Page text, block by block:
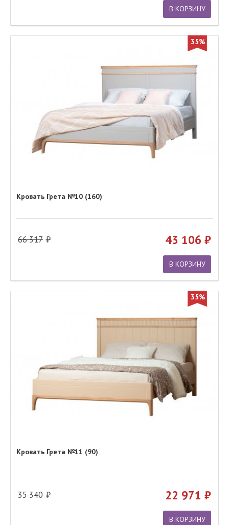
В КОРЗИНУ
35%
Кровать Грета №10 (160)
66 317 43 106
В КОРЗИНУ
35%
Кровать Грета №11 (90)
35 340 22 971
В КОРЗИНУ